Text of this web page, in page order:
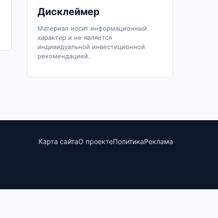
Дисклеймер
Материал носит информационный
характер и не является
индивидуальной инвестиционной
рекомендацией.
Карта сайтаО проектеПолитикаРеклама